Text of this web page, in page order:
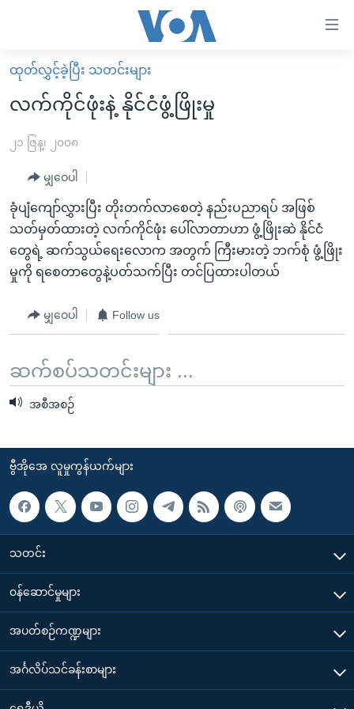
လွယ်ကူ
စေ
Link
များ
ပင်မ
အကြောင်းအရာ
သို့
ကျော်
ပင်မ
ညွန်း
စာမျက်နှာ
ကြည့်
ရှာဖွေ
နေရာ
သို့
ကျော်
ရန်
မူလစာမျက်နှာ
မြန်မာ
ကမ္ဘာ့သတင်းများ
နိုင်ငံတကာ
အမေရိကန်
တရုတ်
အစ္စရေး-ပါလက်စတိုင်း
သတင်းလွတ်လပ်ခွင့်
ရပ်ဝန်းတခု လမ်းတခု အလွန်
အင်္ဂလိပ်စာလေ့လာမယ်
အမေရိကန်သုံးအီဒီယံ
မကြေးမုံရဲ့ အင်္ဂလိပ်စာ
သုတပဒေသာ အင်္ဂလိပ်စာ
အပတ်စဉ်ကဏ္ဍများ
ရေဒီယို
ရေဒီယိုနှင့်ရုပ်သံ အချက်အလက်များ
ရေဒီယို/တီဗွီအစီအစဉ်
Learning English
ဘာသာစကားများ
ထုတ်လွှင့်ခဲ့ပြီး သတင်းများ
လက်ကိုင်ဖုံးနဲ့ နိုင်ငံဖွံ့ဖြိုးမှု
၂၁ ဇြန္၊ ၂၀၀၈
မျှဝေပါ
ခုံပျံကျော်လွှားပြီး တိုးတက်လာစေတဲ့ နည်းပညာရပ် အဖြစ်
သတ်မှတ်ထားတဲ့ လက်ကိုင်ဖုံး ပေါ်လာတာဟာ ဖွံ့ဖြိုးဆဲ နိုင်ငံ
တွေရဲ့ ဆက်သွယ်ရေးလောက အတွက် ကြီးမားတဲ့ ဘက်စုံ ဖွံ့ဖြိုး
မှုကို ရစေတာတွေနဲ့ပတ်သက်ပြီး တင်ပြထားပါတယ်
မျှဝေပါ Follow us
ဆက်စပ်သတင်းများ ...
အစီအစဉ်
ဗွီအိုအေ လူမှုကွန်ယက်များ
သတင်း
၀န်ဆောင်မှုများ
အပတ်စဉ်ကဏ္ဍများ
အင်္ဂလိပ်သင်ခန်းစာများ